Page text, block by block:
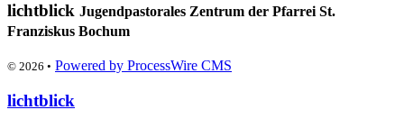
lichtblick Jugendpastorales Zentrum der Pfarrei St.
Franziskus Bochum
© 2026 • Powered by ProcessWire CMS
lichtblick